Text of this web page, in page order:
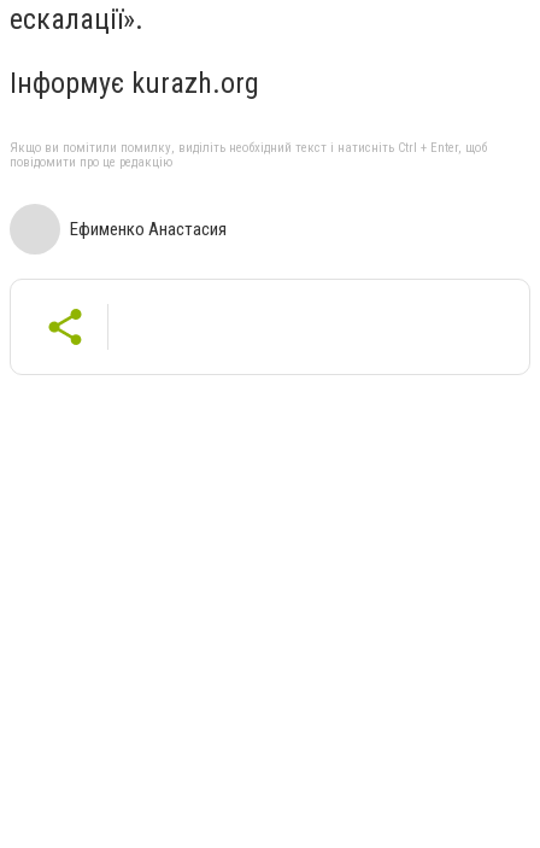
ескалації».
Інформує kurazh.org
Якщо ви помітили помилку, виділіть необхідний текст і натисніть Ctrl + Enter, щоб
повідомити про це редакцію
Ефименко Анастасия